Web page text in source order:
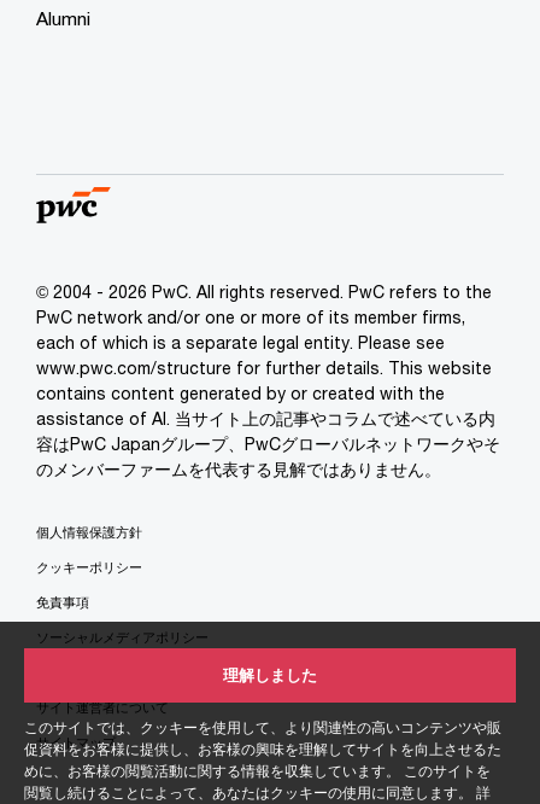
このサイトでは、クッキーを使用して、より関連性の高いコンテンツや販
促資料をお客様に提供し、お客様の興味を理解してサイトを向上させるた
めに、お客様の閲覧活動に関する情報を収集しています。 このサイトを
閲覧し続けることによって、あなたはクッキーの使用に同意します。 詳
理解しました
Alumni
© 2004 - 2026 PwC. All rights reserved. PwC refers to the
PwC network and/or one or more of its member firms,
each of which is a separate legal entity. Please see
www.pwc.com/structure for further details. This website
contains content generated by or created with the
assistance of AI. 当サイト上の記事やコラムで述べている内
容はPwC Japanグループ、PwCグローバルネットワークやそ
のメンバーファームを代表する見解ではありません。
個人情報保護方針
クッキーポリシー
免責事項
ソーシャルメディアポリシー
サイト運営者について
サイトマップ